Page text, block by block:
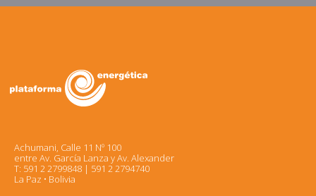
Achumani, Calle 11 Nº 100
entre Av. García Lanza y Av. Alexander
T: 591 2 2799848 | 591 2 2794740
La Paz • Bolivia